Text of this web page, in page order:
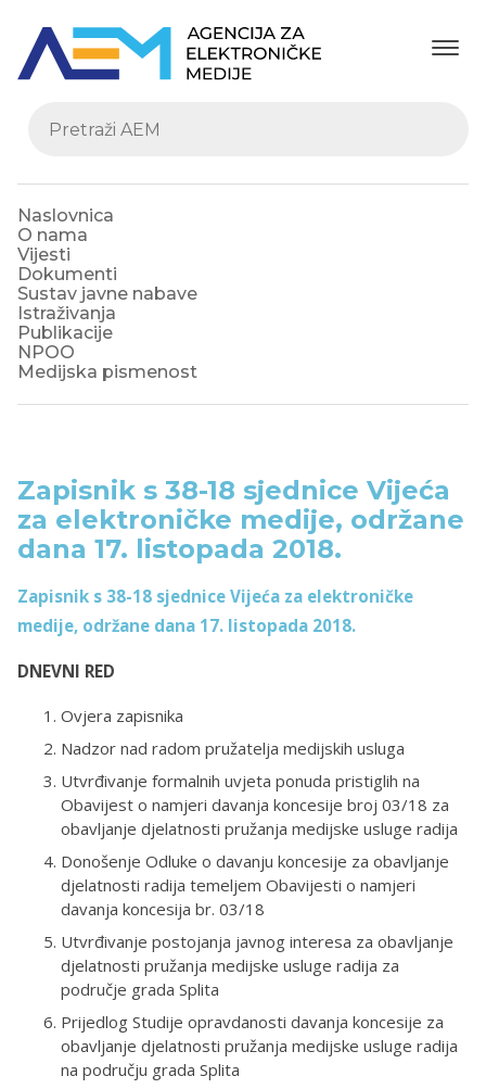
Naslovnica
O nama
Vijesti
Dokumenti
Sustav javne nabave
Istraživanja
Publikacije
NPOO
Medijska pismenost
Zapisnik s 38-18 sjednice Vijeća
za elektroničke medije, održane
dana 17. listopada 2018.
Zapisnik s 38-18 sjednice Vijeća za elektroničke
medije, održane dana 17. listopada 2018.
DNEVNI RED
Ovjera zapisnika
Nadzor nad radom pružatelja medijskih usluga
Utvrđivanje formalnih uvjeta ponuda pristiglih na
Obavijest o namjeri davanja koncesije broj 03/18 za
obavljanje djelatnosti pružanja medijske usluge radija
Donošenje Odluke o davanju koncesije za obavljanje
djelatnosti radija temeljem Obavijesti o namjeri
davanja koncesija br. 03/18
Utvrđivanje postojanja javnog interesa za obavljanje
djelatnosti pružanja medijske usluge radija za
područje grada Splita
Prijedlog Studije opravdanosti davanja koncesije za
obavljanje djelatnosti pružanja medijske usluge radija
na području grada Splita